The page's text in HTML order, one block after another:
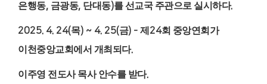
은행동, 금광동, 단대동)를 선교국 주관으로 실시하다.
2025. 4. 24(목) ~ 4. 25(금) - 제 24회 중앙연회가
이천중앙교회에서 개최되다.
이주영 전도사 목사 안수를 받다.